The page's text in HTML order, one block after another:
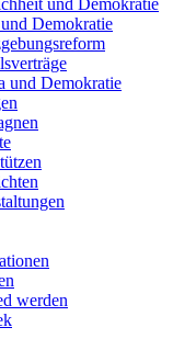
Demokratie
und Demokratie
werden